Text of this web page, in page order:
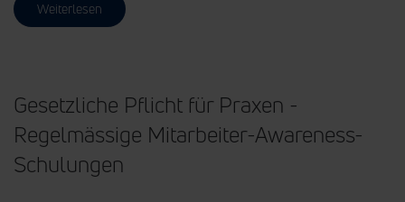
Weiterlesen
Gesetzliche Pflicht für Praxen -
Regelmässige Mitarbeiter-Awareness-
Schulungen